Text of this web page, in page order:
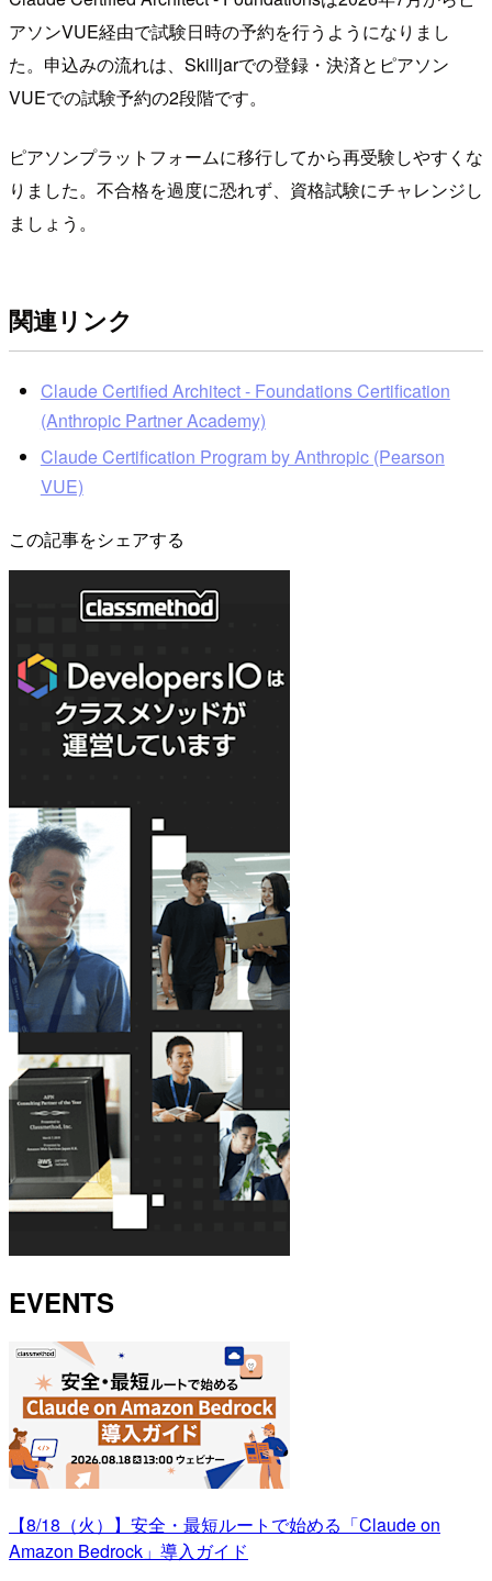
アソンVUE経由で試験日時の予約を行うようになりまし
た。申込みの流れは、Skilljarでの登録・決済とピアソン
VUEでの試験予約の2段階です。
ピアソンプラットフォームに移行してから再受験しやすくな
りました。不合格を過度に恐れず、資格試験にチャレンジし
ましょう。
関連リンク
Claude Certified Architect - Foundations Certification
(Anthropic Partner Academy)
Claude Certification Program by Anthropic (Pearson
VUE)
この記事をシェアする
EVENTS
【8/18（火）】安全・最短ルートで始める「Claude on
Amazon Bedrock」導入ガイド